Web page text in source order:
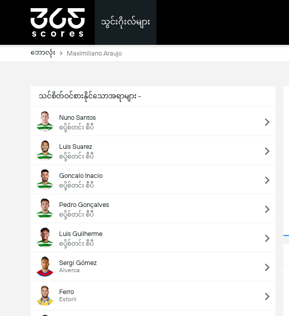
သွင်းဂိုးလ်များ
ဘောလုံး Maximiliano Araujo
သင်စိတ်ဝင်စားနိုင်သောအရာများ -
Nuno Santos
စပို့စ်တင်း စီပီ
Luis Suarez
စပို့စ်တင်း စီပီ
Goncalo Inacio
စပို့စ်တင်း စီပီ
Pedro Gonçalves
စပို့စ်တင်း စီပီ
Luis Guilherme
စပို့စ်တင်း စီပီ
Sergi Gómez
Alverca
Ferro
Estoril